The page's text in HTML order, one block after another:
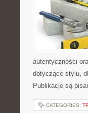
autentyczności
dotyczące stylu,
Publikacje są
CATEGORIES: